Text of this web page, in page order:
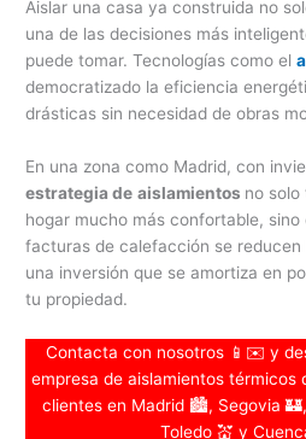
Aislar una casa ya construida no
una de las decisiones más
puede tomar. Tecnologías como el
democratizado la eficiencia
drásticas sin necesidad de obras
En una zona como Madrid, con
estrategia de aislamientos no
hogar mucho más confortable,
facturas de calefacción se
una inversión que se amortiza en
tu propiedad.
Contacta con nosotros 📱✉️ y
empresa de aislamientos térmicos
clientes en Madrid 🏙️, Segovia
Toledo 💒 y